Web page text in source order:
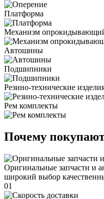
Платформа
Механизм
Автошины
Подшипники
Резино-технические
Рем комплекты
Почему
Оригинальные запчасти и
широкий выбор
01